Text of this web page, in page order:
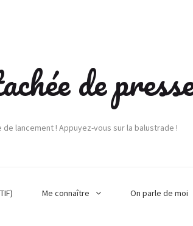
de
de lancement ! Appuyez-vous sur la balustrade !
Me connaître On parle de moi